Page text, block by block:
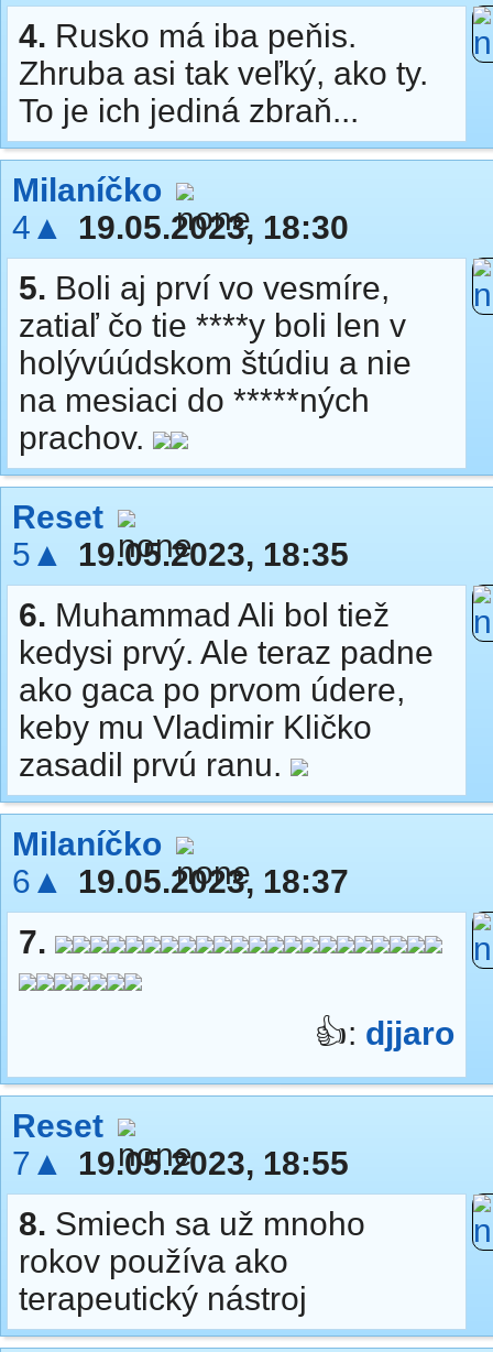
4. Rusko má iba peňis.
Zhruba asi tak veľký, ako ty.
To je ich jediná zbraň...
Milaníčko
4▲
19.05.2023, 18:30
5. Boli aj prví vo vesmíre,
zatiaľ čo tie ****y boli len v
holývúúdskom štúdiu a nie
na mesiaci do *****ných
prachov.
Reset
5▲
19.05.2023, 18:35
6. Muhammad Ali bol tiež
kedysi prvý. Ale teraz padne
ako gaca po prvom údere,
keby mu Vladimir Kličko
zasadil prvú ranu.
Milaníčko
6▲
19.05.2023, 18:37
7.
👍: djjaro
Reset
7▲
19.05.2023, 18:55
8. Smiech sa už mnoho
rokov používa ako
terapeutický nástroj